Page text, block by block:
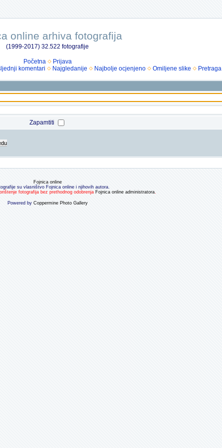
online arhiva fotografija
(1999-2017) 32.522 fotografije
Početna
Prijava
komentari Najgledanije Najbolje ocjenjeno Omiljene slike Pretraga
Zapamtiti
Fojnica online
su vlasništvo Fojnica online i njihovih autora.
fotografija bez prethodnog odobrenja Fojnica online administratora.
Powered by Coppermine Photo Gallery